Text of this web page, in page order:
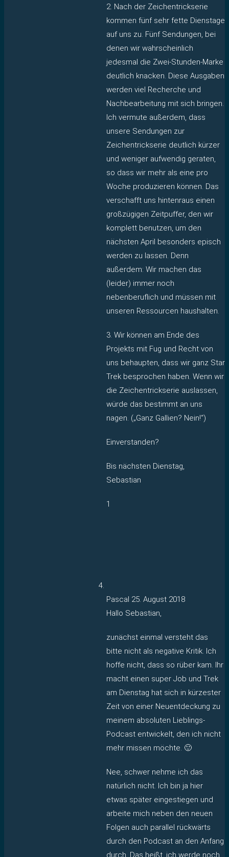
2. Nach der Zeichentrickserie
kommen fünf sehr fette Dienstage
auf uns zu. Fünf Sendungen, bei
denen wir wahrscheinlich
jedesmal die Zwei-Stunden-Marke
deutlich knacken. Diese Ausgaben
werden viel Recherche und
Nachbearbeitung mit sich bringen.
Ich vermute außerdem, dass
unsere Sendungen zur
Zeichentrickserie deutlich kürzer
und weniger aufwendig geraten,
so dass wir mehr als eine pro
Woche produzieren können. Das
verschafft uns hintenraus einen
großzügigen Zeitpuffer, den wir
komplett benutzen, um den
nächsten April besonders episch
werden zu lassen. Denn
außerdem: Wir machen das
(leider) immer noch
nebenberuflich und müssen mit
unseren Ressourcen haushalten.
3. Wir können am Ende des
Projekts mit Fug und Recht von
uns behaupten, dass wir ganz Star
Trek besprochen haben. Wenn wir
die Zeichentrickserie auslassen,
würde das bestimmt an uns
nagen. („Ganz Gallien? Nein!“)
Einverstanden?
Bis nächsten Dienstag,
Sebastian
1
Pascal 25. August 2018
Hallo Sebastian,
zunächst einmal versteht das
bitte nicht als negative Kritik. Ich
hoffe nicht, dass so rüber kam. Ihr
macht einen super Job und Trek
am Dienstag hat sich in kürzester
Zeit von einer Neuentdeckung zu
meinem absoluten Lieblings-
Podcast entwickelt, den ich nicht
mehr missen möchte. 🙂
Nee, schwer nehme ich das
natürlich nicht. Ich bin ja hier
etwas später eingestiegen und
arbeite mich neben den neuen
Folgen auch parallel rückwärts
durch den Podcast an den Anfang
durch. Das heißt, ich werde noch